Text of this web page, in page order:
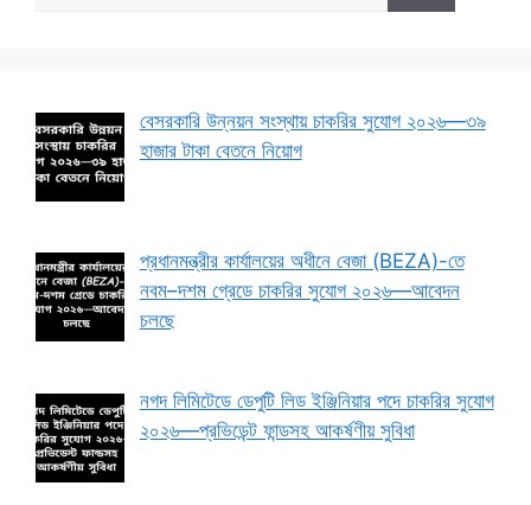
বেসরকারি উন্নয়ন সংস্থায় চাকরির সুযোগ ২০২৬—৩৯
হাজার টাকা বেতনে নিয়োগ
প্রধানমন্ত্রীর কার্যালয়ের অধীনে বেজা (BEZA)-তে
নবম–দশম গ্রেডে চাকরির সুযোগ ২০২৬—আবেদন
চলছে
নগদ লিমিটেডে ডেপুটি লিড ইঞ্জিনিয়ার পদে চাকরির সুযোগ
২০২৬—প্রভিডেন্ট ফান্ডসহ আকর্ষণীয় সুবিধা